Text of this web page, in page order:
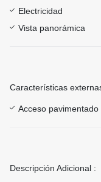
Electricidad
Vista panorámica
Características
Acceso pavimentado
Descripción Adicional :